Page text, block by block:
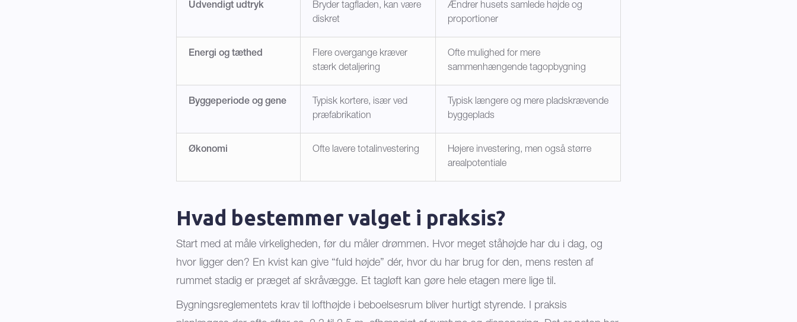
Udvendigt udtryk
Bryder tagfladen, kan være
diskret
Ændrer husets samlede højde og
proportioner
Energi og tæthed
Flere overgange kræver
stærk detaljering
Ofte mulighed for mere
sammenhængende tagopbygning
Byggeperiode og gene
Typisk kortere, især ved
præfabrikation
Typisk længere og mere pladskrævende
byggeplads
Økonomi Ofte lavere totalinvestering
Højere investering, men også større
arealpotentiale
Hvad bestemmer valget i praksis?
Start med at måle virkeligheden, før du måler drømmen. Hvor meget ståhøjde har du i dag, og
hvor ligger den? En kvist kan give “fuld højde” dér, hvor du har brug for den, mens resten af
rummet stadig er præget af skråvægge. Et tagløft kan gøre hele etagen mere lige til.
Bygningsreglementets krav til lofthøjde i beboelsesrum bliver hurtigt styrende. I praksis